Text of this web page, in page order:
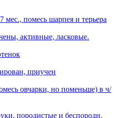
помесь шарпея и терьера
активные, ласковые.
приучен
овчарки, но поменьше) в ч/
породистые и беспородн.